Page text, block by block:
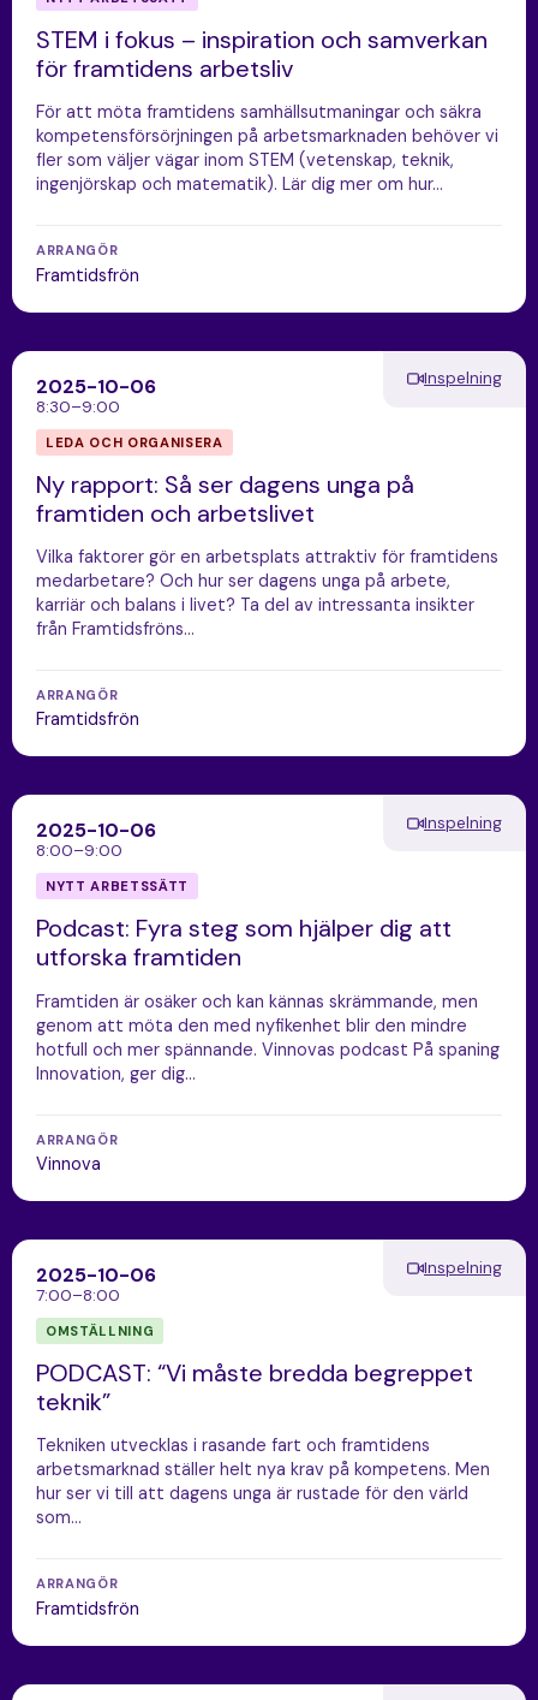
STEM i fokus – inspiration och samverkan
för framtidens arbetsliv
För att möta framtidens samhällsutmaningar och säkra
kompetensförsörjningen på arbetsmarknaden behöver vi
fler som väljer vägar inom STEM (vetenskap, teknik,
ingenjörskap och matematik). Lär dig mer om hur…
ARRANGÖR
Framtidsfrön
2025-10-06
8:30–9:00
Inspelning
LEDA OCH ORGANISERA
Ny rapport: Så ser dagens unga på
framtiden och arbetslivet
Vilka faktorer gör en arbetsplats attraktiv för framtidens
medarbetare? Och hur ser dagens unga på arbete,
karriär och balans i livet? Ta del av intressanta insikter
från Framtidsfröns…
ARRANGÖR
Framtidsfrön
2025-10-06
8:00–9:00
Inspelning
NYTT ARBETSSÄTT
Podcast: Fyra steg som hjälper dig att
utforska framtiden
Framtiden är osäker och kan kännas skrämmande, men
genom att möta den med nyfikenhet blir den mindre
hotfull och mer spännande. Vinnovas podcast På spaning
Innovation, ger dig…
ARRANGÖR
Vinnova
2025-10-06
7:00–8:00
Inspelning
OMSTÄLLNING
PODCAST: “Vi måste bredda begreppet
teknik”
Tekniken utvecklas i rasande fart och framtidens
arbetsmarknad ställer helt nya krav på kompetens. Men
hur ser vi till att dagens unga är rustade för den värld
som…
ARRANGÖR
Framtidsfrön